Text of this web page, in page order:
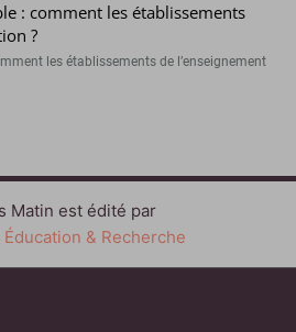
: comment les établissements
?
les établissements de l’enseignement
Matin est édité par
Éducation & Recherche